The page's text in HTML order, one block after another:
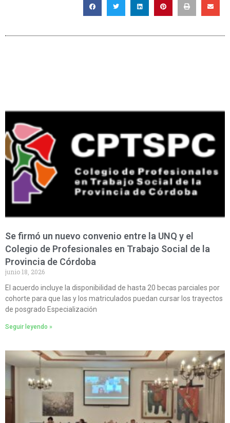
Se firmó un nuevo convenio entre la UNQ y el
Colegio de Profesionales en Trabajo Social de la
Provincia de Córdoba
junio 18, 2026
El acuerdo incluye la disponibilidad de hasta 20 becas parciales por
cohorte para que las y los matriculados puedan cursar los trayectos
de posgrado Especialización
Seguir leyendo »